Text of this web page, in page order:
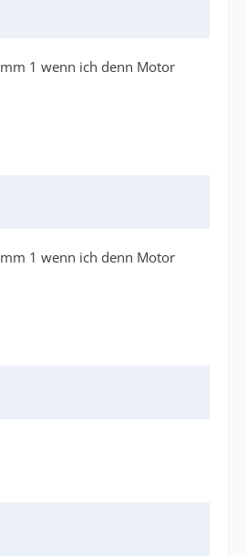
1 wenn ich denn Motor
1 wenn ich denn Motor